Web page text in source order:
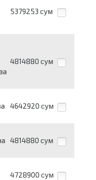
5379253 сум
4814880 сум
4642920 сум
4814880 сум
4728900 сум